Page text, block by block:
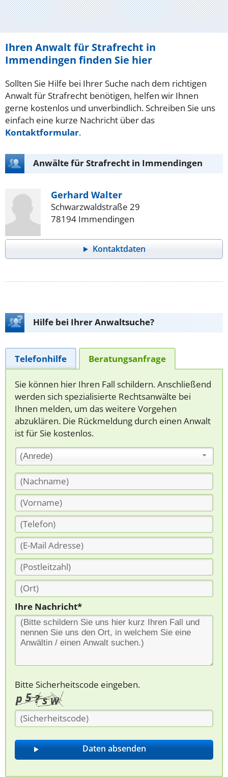
Ihren Anwalt für Strafrecht in
Immendingen finden Sie hier
Sollten Sie Hilfe bei Ihrer Suche nach dem richtigen
Anwalt für Strafrecht benötigen, helfen wir Ihnen
gerne kostenlos und unverbindlich. Schreiben Sie uns
einfach eine kurze Nachricht über das
Kontaktformular.
Anwälte für Strafrecht in Immendingen
Gerhard Walter
Schwarzwaldstraße 29
78194 Immendingen
Kontaktdaten
Hilfe bei Ihrer Anwaltsuche?
Telefonhilfe Beratungsanfrage
Sie können hier Ihren Fall schildern. Anschließend
werden sich spezialisierte Rechtsanwälte bei
Ihnen melden, um das weitere Vorgehen
abzuklären. Die Rückmeldung durch einen Anwalt
ist für Sie kostenlos.
(Anrede)
Ihre Nachricht*
Bitte Sicherheitscode eingeben.